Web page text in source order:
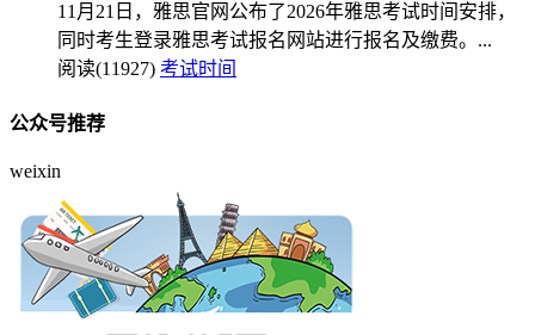
11月21日，雅思官网公布了2026年雅思考试时间安排，
同时考生登录雅思考试报名网站进行报名及缴费。...
阅读(11927) 考试时间
公众号推荐
weixin